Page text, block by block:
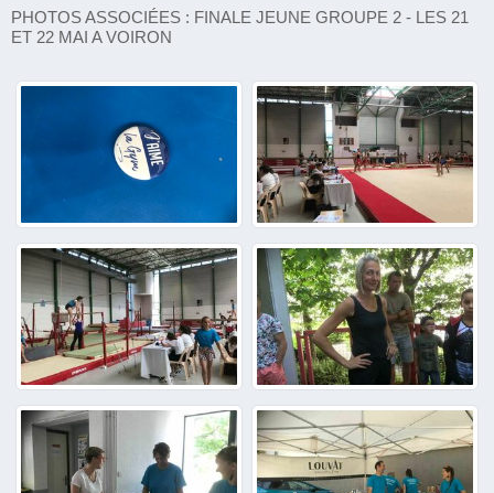
PHOTOS ASSOCIÉES : FINALE JEUNE GROUPE 2 - LES 21
ET 22 MAI A VOIRON